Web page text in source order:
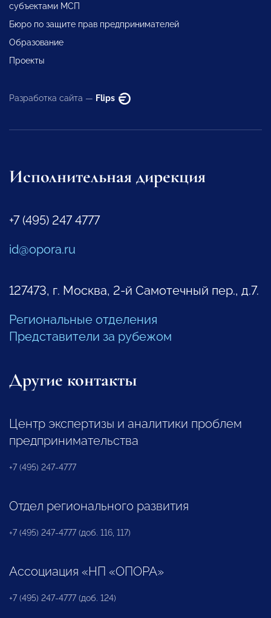
субъектами МСП
Бюро по защите прав предпринимателей
Образование
Проекты
Разработка сайта — Flips
Исполнительная дирекция
+7 (495) 247 4777
id@opora.ru
127473, г. Москва, 2-й Самотечный пер., д.7.
Региональные отделения
Представители за рубежом
Другие контакты
Центр экспертизы и аналитики проблем
предпринимательства
+7 (495) 247-4777
Отдел регионального развития
+7 (495) 247-4777 (доб. 116, 117)
Ассоциация «НП «ОПОРА»
+7 (495) 247-4777 (доб. 124)